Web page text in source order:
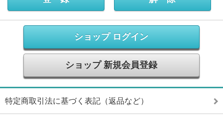
ショップ ログイン
ショップ 新規会員登録
特定商取引法に基づく表記（返品など）